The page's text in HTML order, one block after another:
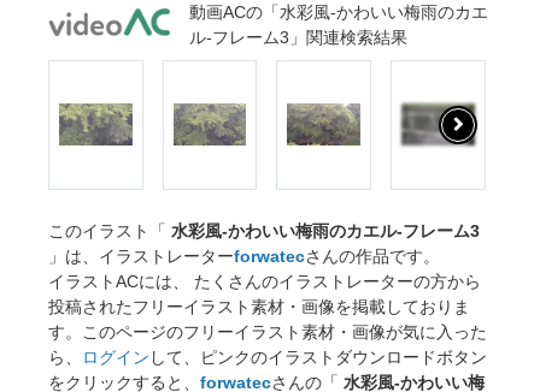
動画ACの「水彩風-かわいい梅雨のカエ
ル-フレーム3」関連検索結果
このイラスト「 水彩風-かわいい梅雨のカエル-フレーム3
」は、イラストレーターforwatecさんの作品です。
イラストACには、 たくさんのイラストレーターの方から
投稿されたフリーイラスト素材・画像を掲載しておりま
す。このページのフリーイラスト素材・画像が気に入った
ら、
ログイン して、ピンクのイラストダウンロードボタン
をクリックすると、 forwatecさんの「 水彩風-かわいい梅